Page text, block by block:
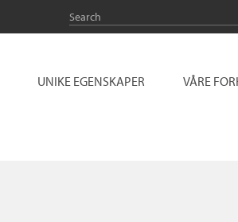
UNIKE EGENSKAPER VÅRE